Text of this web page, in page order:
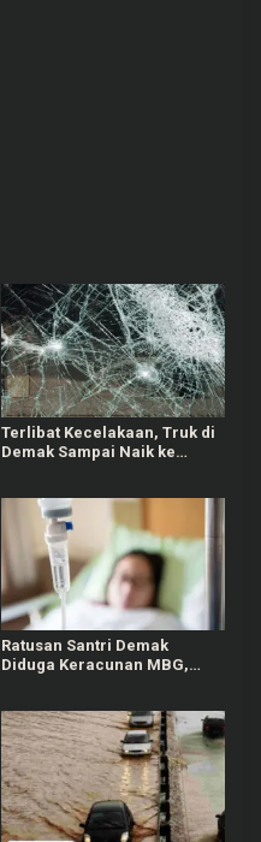
Terlibat Kecelakaan, Truk di
Demak Sampai Naik ke
Ratusan Santri Demak
Diduga Keracunan MBG,